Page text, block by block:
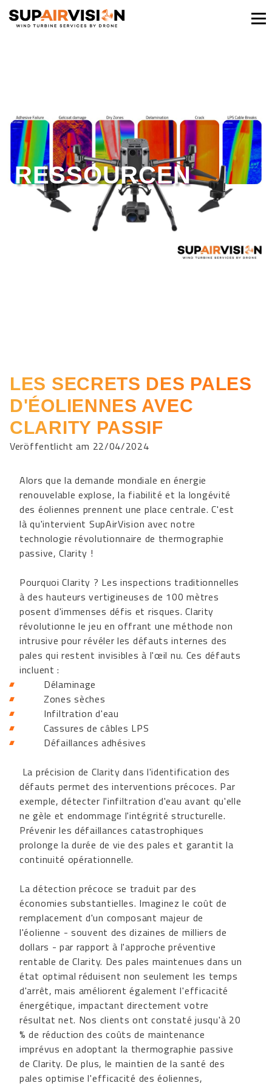
RESSOURCEN
LES SECRETS DES PALES
D'ÉOLIENNES AVEC
CLARITY PASSIF
Veröffentlicht am 22/04/2024
Alors que la demande mondiale en énergie
renouvelable explose, la fiabilité et la longévité
des éoliennes prennent une place centrale. C'est
là qu'intervient SupAirVision avec notre
technologie révolutionnaire de thermographie
passive, Clarity !
Pourquoi Clarity ? Les inspections traditionnelles
à des hauteurs vertigineuses de 100 mètres
posent d'immenses défis et risques. Clarity
révolutionne le jeu en offrant une méthode non
intrusive pour révéler les défauts internes des
pales qui restent invisibles à l'œil nu. Ces défauts
incluent :
Délaminage
Zones sèches
Infiltration d'eau
Cassures de câbles LPS
Défaillances adhésives
La précision de Clarity dans l'identification des
défauts permet des interventions précoces. Par
exemple, détecter l'infiltration d'eau avant qu'elle
ne gèle et endommage l'intégrité structurelle.
Prévenir les défaillances catastrophiques
prolonge la durée de vie des pales et garantit la
continuité opérationnelle.
La détection précoce se traduit par des
économies substantielles. Imaginez le coût de
remplacement d'un composant majeur de
l'éolienne - souvent des dizaines de milliers de
dollars - par rapport à l'approche préventive
rentable de Clarity. Des pales maintenues dans un
état optimal réduisent non seulement les temps
d'arrêt, mais améliorent également l'efficacité
énergétique, impactant directement votre
résultat net. Nos clients ont constaté jusqu'à 20
% de réduction des coûts de maintenance
imprévus en adoptant la thermographie passive
de Clarity. De plus, le maintien de la santé des
pales optimise l'efficacité des éoliennes,